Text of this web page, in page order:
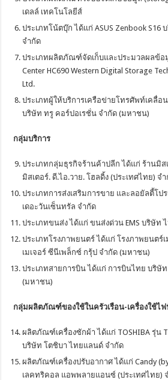
เดลล์ เทคโนโลยีส์
ประเภทโน้ตบุ๊ก ได้แก่ ASUS Zenbook S16
จำกัด
ประเภทผลิตภัณฑ์จัดเก็บและประมวลผลข้อ
Center HC690 Western Digital Storage
Ltd.
ประเภทผู้ให้บริการเครือข่ายโทรศัพท์เคลื่อน
บริษัท ทรู คอร์ปอเรชั่น จำกัด (มหาชน)
กลุ่มบริการ
ประเภทกลุ่มธุรกิจร้านค้าปลีก ได้แก่ ร้านมิส
มิสเตอร์. ดี.ไอ.วาย. โฮลดิ้ง (ประเทศไทย) จ
ประเภทการส่งเสริมการขาย และลอยัลตี้โป
เดอะวันเซ็นทรัล จำกัด
ประเภทขนส่ง ได้แก่ ขนส่งด่วน EMS บริษัท
ประเภทโรงภาพยนตร์ ได้แก่ โรงภาพยนตร์
เมเจอร์ ซีนีเพล็กซ์ กรุ้ป จำกัด (มหาชน)
ประเภทสายการบิน ได้แก่ การบินไทย บริษั
(มหาชน)
กลุ่มผลิตภัณฑ์ของใช้ในครัวเรือน-เครื่องใช้ไฟ
ผลิตภัณฑ์เครื่องซักผ้า ได้แก่ TOSHIBA รุ่น
บริษัท โตชิบา ไทยแลนด์ จำกัด
ผลิตภัณฑ์เครื่องปรับอากาศ ได้แก่ Candy
เลคทริคอล แอพพลายแอนซ์ (ประเทศไทย)